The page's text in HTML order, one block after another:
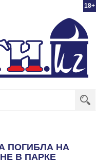
18+
ПОГИБЛА НА
В ПАРКЕ